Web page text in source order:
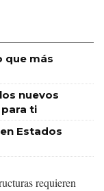
que más
nuevos
para ti
Estados
requieren